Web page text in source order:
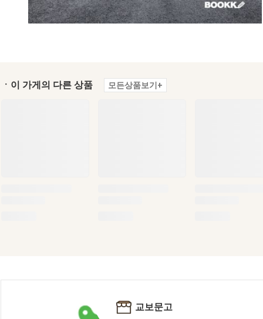
ㆍ이 가게의 다른 상품 모든상품보기+
교보문고